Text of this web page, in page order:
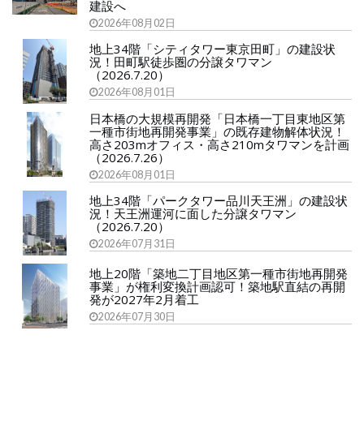
建設へ
2026年08月02日
地上34階「シティタワー東京田町」の建設状
況！田町駅徒歩圏の分譲タワマン
（2026.7.20）
2026年08月01日
日本橋の大規模再開発「日本橋一丁目東地区第
一種市街地再開発事業」の既存建物解体状況！
高さ203mオフィス・高さ210mタワマンを計画
（2026.7.26）
2026年08月01日
地上34階「パークタワー品川天王洲」の建設状
況！天王洲運河に面した分譲タワマン
（2026.7.20）
2026年07月31日
地上20階「築地二丁目地区第一種市街地再開発
事業」が権利変換計画認可！築地駅直結の再開
発が2027年2月着工
2026年07月30日